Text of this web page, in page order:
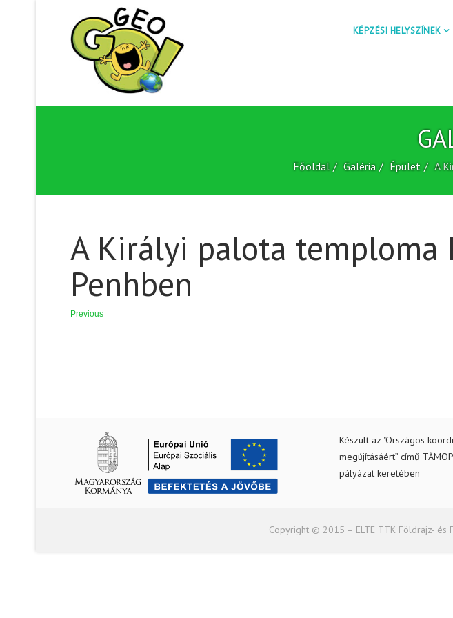
KÉPZÉSI HELYSZÍNEK
Főoldal Galéria Épület A
A Királyi palota temploma
Penhben
Previous
Készült az "Országos
megújításáért” című
pályázat keretében
Copyright © 2015 – ELTE TTK Földrajz-